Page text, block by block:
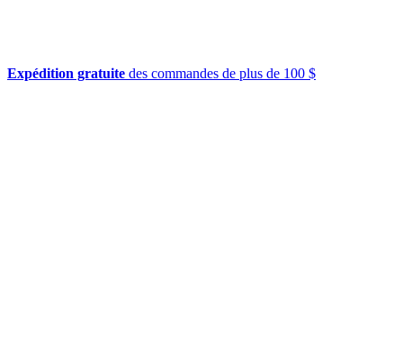
Expédition gratuite des commandes de plus de 100 $